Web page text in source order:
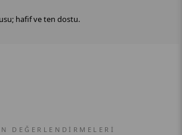
hafif ve ten dostu.
DEĞERLENDIRMELERI